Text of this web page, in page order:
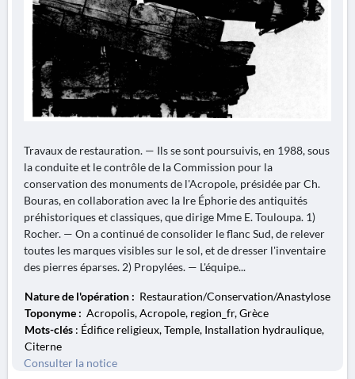
Travaux de restauration. — Ils se sont poursuivis, en 1988, sous
la conduite et le contrôle de la Commission pour la
conservation des monuments de l'Acropole, présidée par Ch.
Bouras, en collaboration avec la Ire Éphorie des antiquités
préhistoriques et classiques, que dirige Mme E. Touloupa. 1)
Rocher. — On a continué de consolider le flanc Sud, de relever
toutes les marques visibles sur le sol, et de dresser l'inventaire
des pierres éparses. 2) Propylées. — L'équipe...
Nature de l'opération : Restauration/Conservation/Anastylose
Toponyme : Acropolis, Acropole, region_fr, Grèce
Mots-clés : Édifice religieux, Temple, Installation hydraulique,
Citerne
Consulter la notice